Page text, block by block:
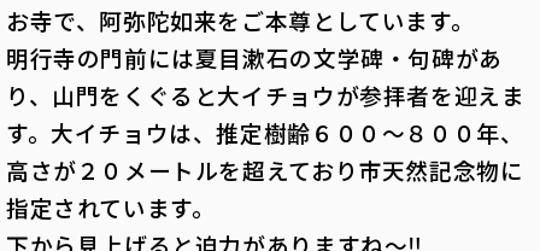
お寺で、阿弥陀如来をご本尊としています。
明行寺の門前には夏目漱石の文学碑・句碑があ
り、山門をくぐると大イチョウが参拝者を迎えま
す。大イチョウは、推定樹齢６００～８００年、
高さが２０メートルを超えており市天然記念物に
指定されています。
下から見上げると迫力がありますね～‼